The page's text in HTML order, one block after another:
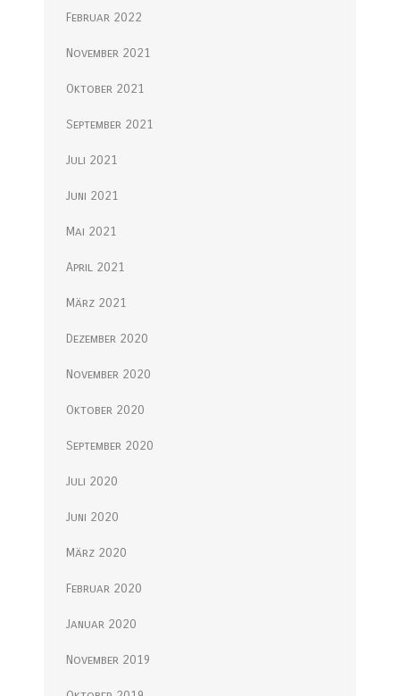
Februar 2022
November 2021
Oktober 2021
September 2021
Juli 2021
Juni 2021
Mai 2021
April 2021
März 2021
Dezember 2020
November 2020
Oktober 2020
September 2020
Juli 2020
Juni 2020
März 2020
Februar 2020
Januar 2020
November 2019